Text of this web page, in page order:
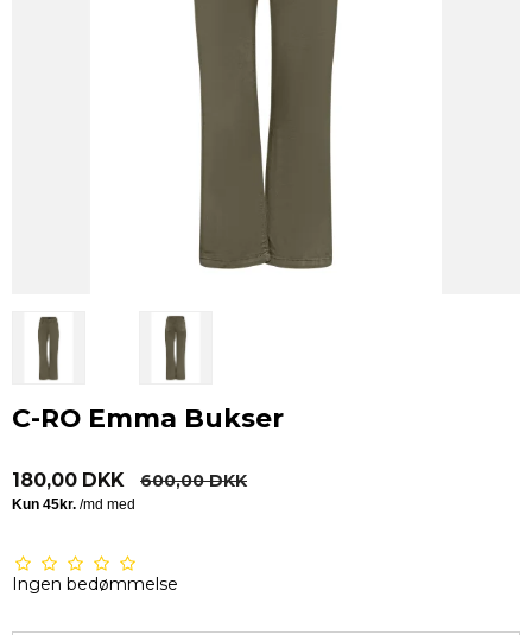
C-RO Emma Bukser
180,00 DKK 600,00 DKK
Ingen bedømmelse